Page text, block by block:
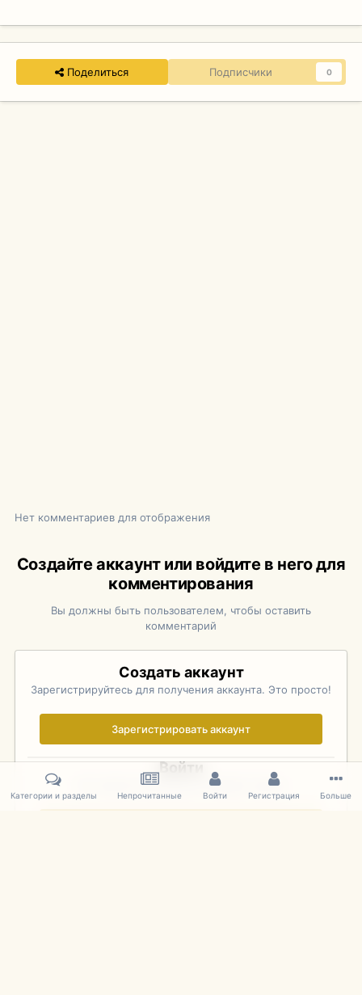
Поделиться Подписчики 0
Нет комментариев для отображения
Создайте аккаунт или войдите в него для
комментирования
Вы должны быть пользователем, чтобы оставить
комментарий
Создать аккаунт
Зарегистрируйтесь для получения аккаунта. Это просто!
Зарегистрировать аккаунт
Войти
Уже зарегистрированы? Войдите здесь.
Категории и разделы Непрочитанные Войти Регистрация Больше